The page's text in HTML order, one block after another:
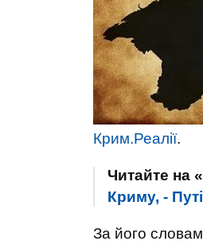
Крим.Реалії.
Читайте на
Криму, -
За його